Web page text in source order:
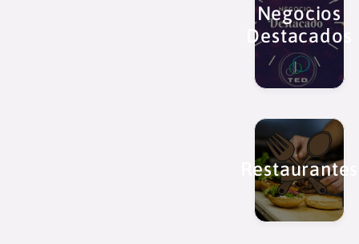
Negocios
Destacados
Restaurantes